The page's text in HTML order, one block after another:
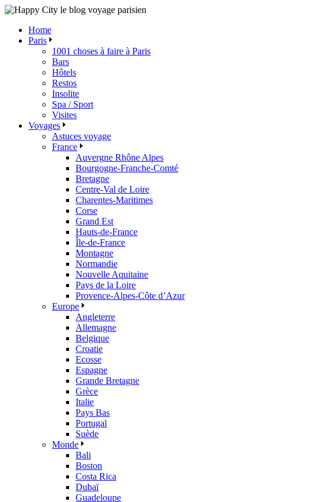
Skip
content
Home
Paris
1001 choses à faire à Paris
Bars
Hôtels
Restos
Insolite
Spa / Sport
Visites
Voyages
Astuces voyage
France
Auvergne Rhône Alpes
Bourgogne-Franche-Comté
Bretagne
Centre-Val de Loire
Charentes-Maritimes
Corse
Grand Est
Hauts-de-France
Île-de-France
Montagne
Normandie
Nouvelle Aquitaine
Pays de la Loire
Provence-Alpes-Côte d’Azur
Europe
Angleterre
Allemagne
Belgique
Croatie
Ecosse
Espagne
Grande Bretagne
Grèce
Italie
Pays Bas
Portugal
Suède
Monde
Bali
Boston
Costa Rica
Dubaï
Guadeloupe